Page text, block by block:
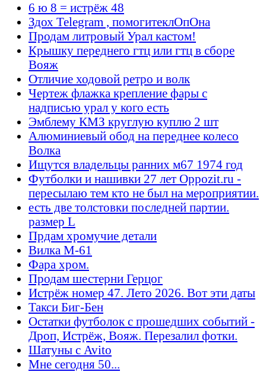
6 ю 8 = истрёж 48
Здох Telegram , помогитеклОпОна
Продам литровый Урал кастом!
Крышку переднего гтц или гтц в сборе
Вояж
Отличие ходовой ретро и волк
Чертеж флажка крепление фары с
надписью урал у кого есть
Эмблему КМЗ круглую куплю 2 шт
Алюминиевый обод на переднее колесо
Волка
Ищутся владельцы ранних м67 1974 год
Футболки и нашивки 27 лет Oppozit.ru -
пересылаю тем кто не был на мероприятии.
есть две толстовки последней партии.
размер L
Прдам хромучие детали
Вилка М-61
Фара хром.
Продам шестерни Герцог
Истрёж номер 47. Лето 2026. Вот эти даты
Такси Биг-Бен
Остатки футболок с прошедших событий -
Дроп, Истрёж, Вояж. Перезалил фотки.
Шатуны с Avito
Мне сегодня 50...